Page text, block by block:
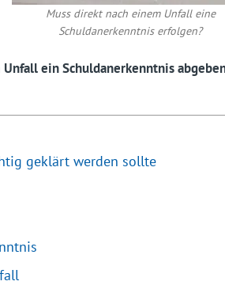
Muss direkt nach einem Unfall eine
Schuldanerkenntnis erfolgen?
ein Schuldanerkenntnis
geklärt werden sollte